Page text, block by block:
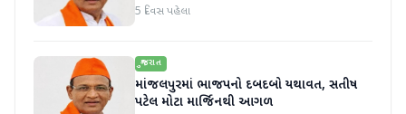
5 દિવસ પહેલા
ગુજરાત
માંજલપુરમાં ભાજપનો દબદબો યથાવત, સતીષ
પટેલ મોટા માર્જિનથી આગળ